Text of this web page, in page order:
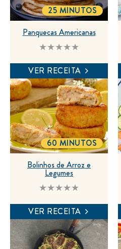
Nenhuma
para
este
recipe
Panquecas Americanas
TOTALTIME
25 MINUTOS
VER RECEITA
Nenhuma
para
este
recipe
Bolinhos de Arroz e
Legumes
TOTALTIME
60 MINUTOS
VER RECEITA